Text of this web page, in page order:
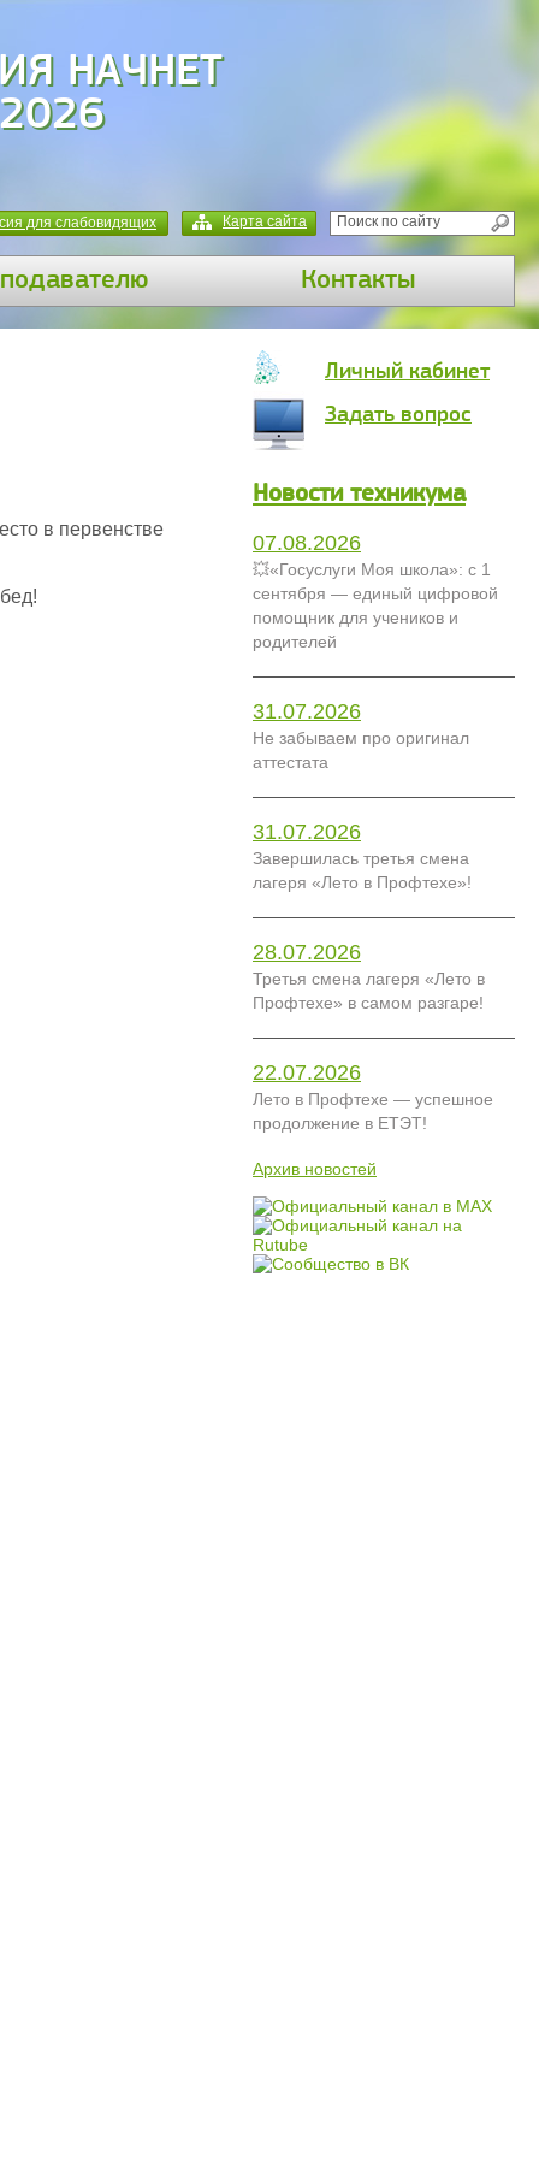
КАБИНЕТ
ДОБ. ☎ 132
Карта сайта
для слабовидящих
Контакты
в первенстве
Личный кабинет
Задать вопрос
Новости техникума
07.08.2026
💥«Госуслуги Моя школа»: с 1
сентября — единый цифровой
помощник для учеников и
родителей
31.07.2026
Не забываем про оригинал
аттестата
31.07.2026
Завершилась третья смена
лагеря «Лето в Профтехе»!
28.07.2026
Третья смена лагеря «Лето в
Профтехе» в самом разгаре!
22.07.2026
Лето в Профтехе — успешное
продолжение в ЕТЭТ!
Архив новостей